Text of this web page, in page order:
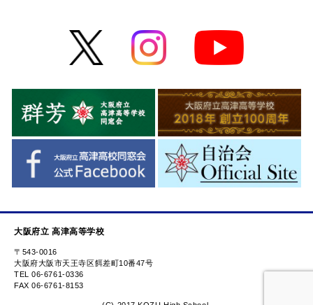
大阪府立 高津高等学校
〒543-0016
大阪府大阪市天王寺区餌差町10番47号
TEL 06-6761-0336
FAX 06-6761-8153